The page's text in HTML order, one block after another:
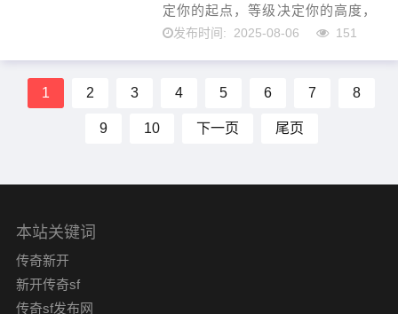
定你的起点，等级决定你的高度，
而称号，则决定了你真正的深度。
化，称号已成为影响角色全...
发布时间: 2025-08-06 151
1 2 3 4 5 6 7 8
9 10 下一页 尾页
本站关键词
传奇新开
新开传奇sf
传奇sf发布网